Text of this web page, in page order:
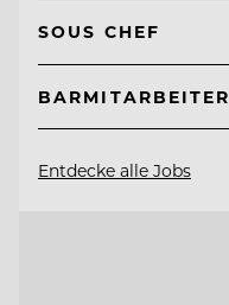
SOUS CHEF
BARMITARBEITER
Entdecke alle Jobs